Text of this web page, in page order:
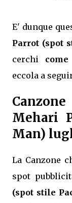
E' dunque
Parrot (spot
cerchi
eccola a
Mehari
Man)
La Canzone
spot
(spot stile